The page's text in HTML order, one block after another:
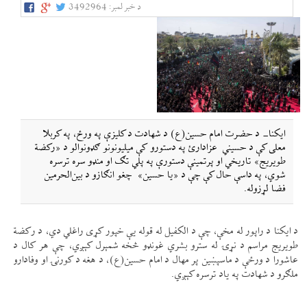
د خبر لمبر: 3492964
ایکنا- د حضرت امام حسین(ع) د شهادت د کلیزې په ورځ، په کربلا
معلی کې د حسيني عزادارئ په دستورو کې میلیونونو ګډونوالو د «رکضة
طویریج» تاریخي او پرتمینې دستورې په پلي تګ او منډو سره ترسره
شوي، په داسې حال کې چې د «یا حسین» چغو انګازو د بین‌الحرمین
فضا لړزوله.
د ایکنا د راپور له مخې، چې د الکفیل له قوله یې خپور کړی راغلي دي، د رکضة
طویریج مراسم د نړۍ له سترو بشري غونډو څخه شمېرل کېږي، چې هر کال د
عاشورا د ورځې د ماسپښین پر مهال د امام حسین(ع)، د هغه د کورنۍ او وفادارو
ملګرو د شهادت په یاد ترسره کېږي.